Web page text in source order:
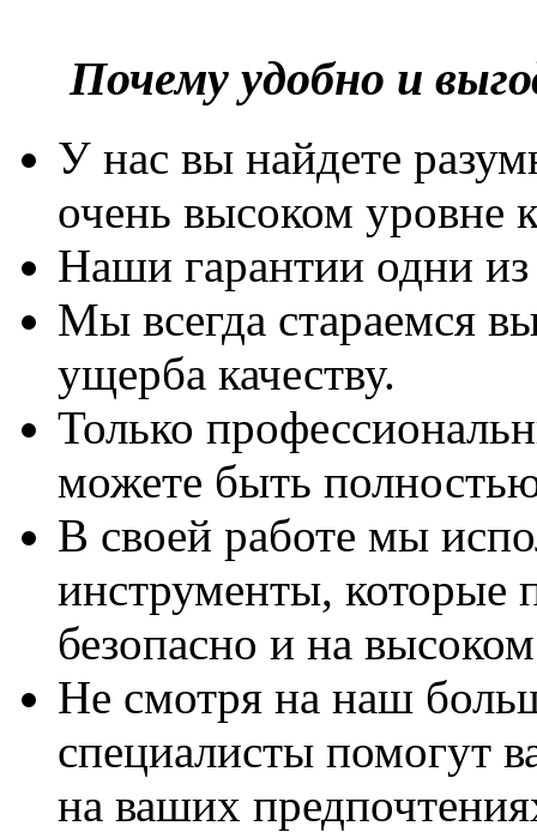
Почему удобно и
У нас вы найдете
очень высоком уровне
Наши гарантии одни
Мы всегда стараемся
ущерба качеству.
Только
можете быть
В своей работе мы
инструменты, которые
безопасно и на
Не смотря на наш
специалисты помогут
на ваших